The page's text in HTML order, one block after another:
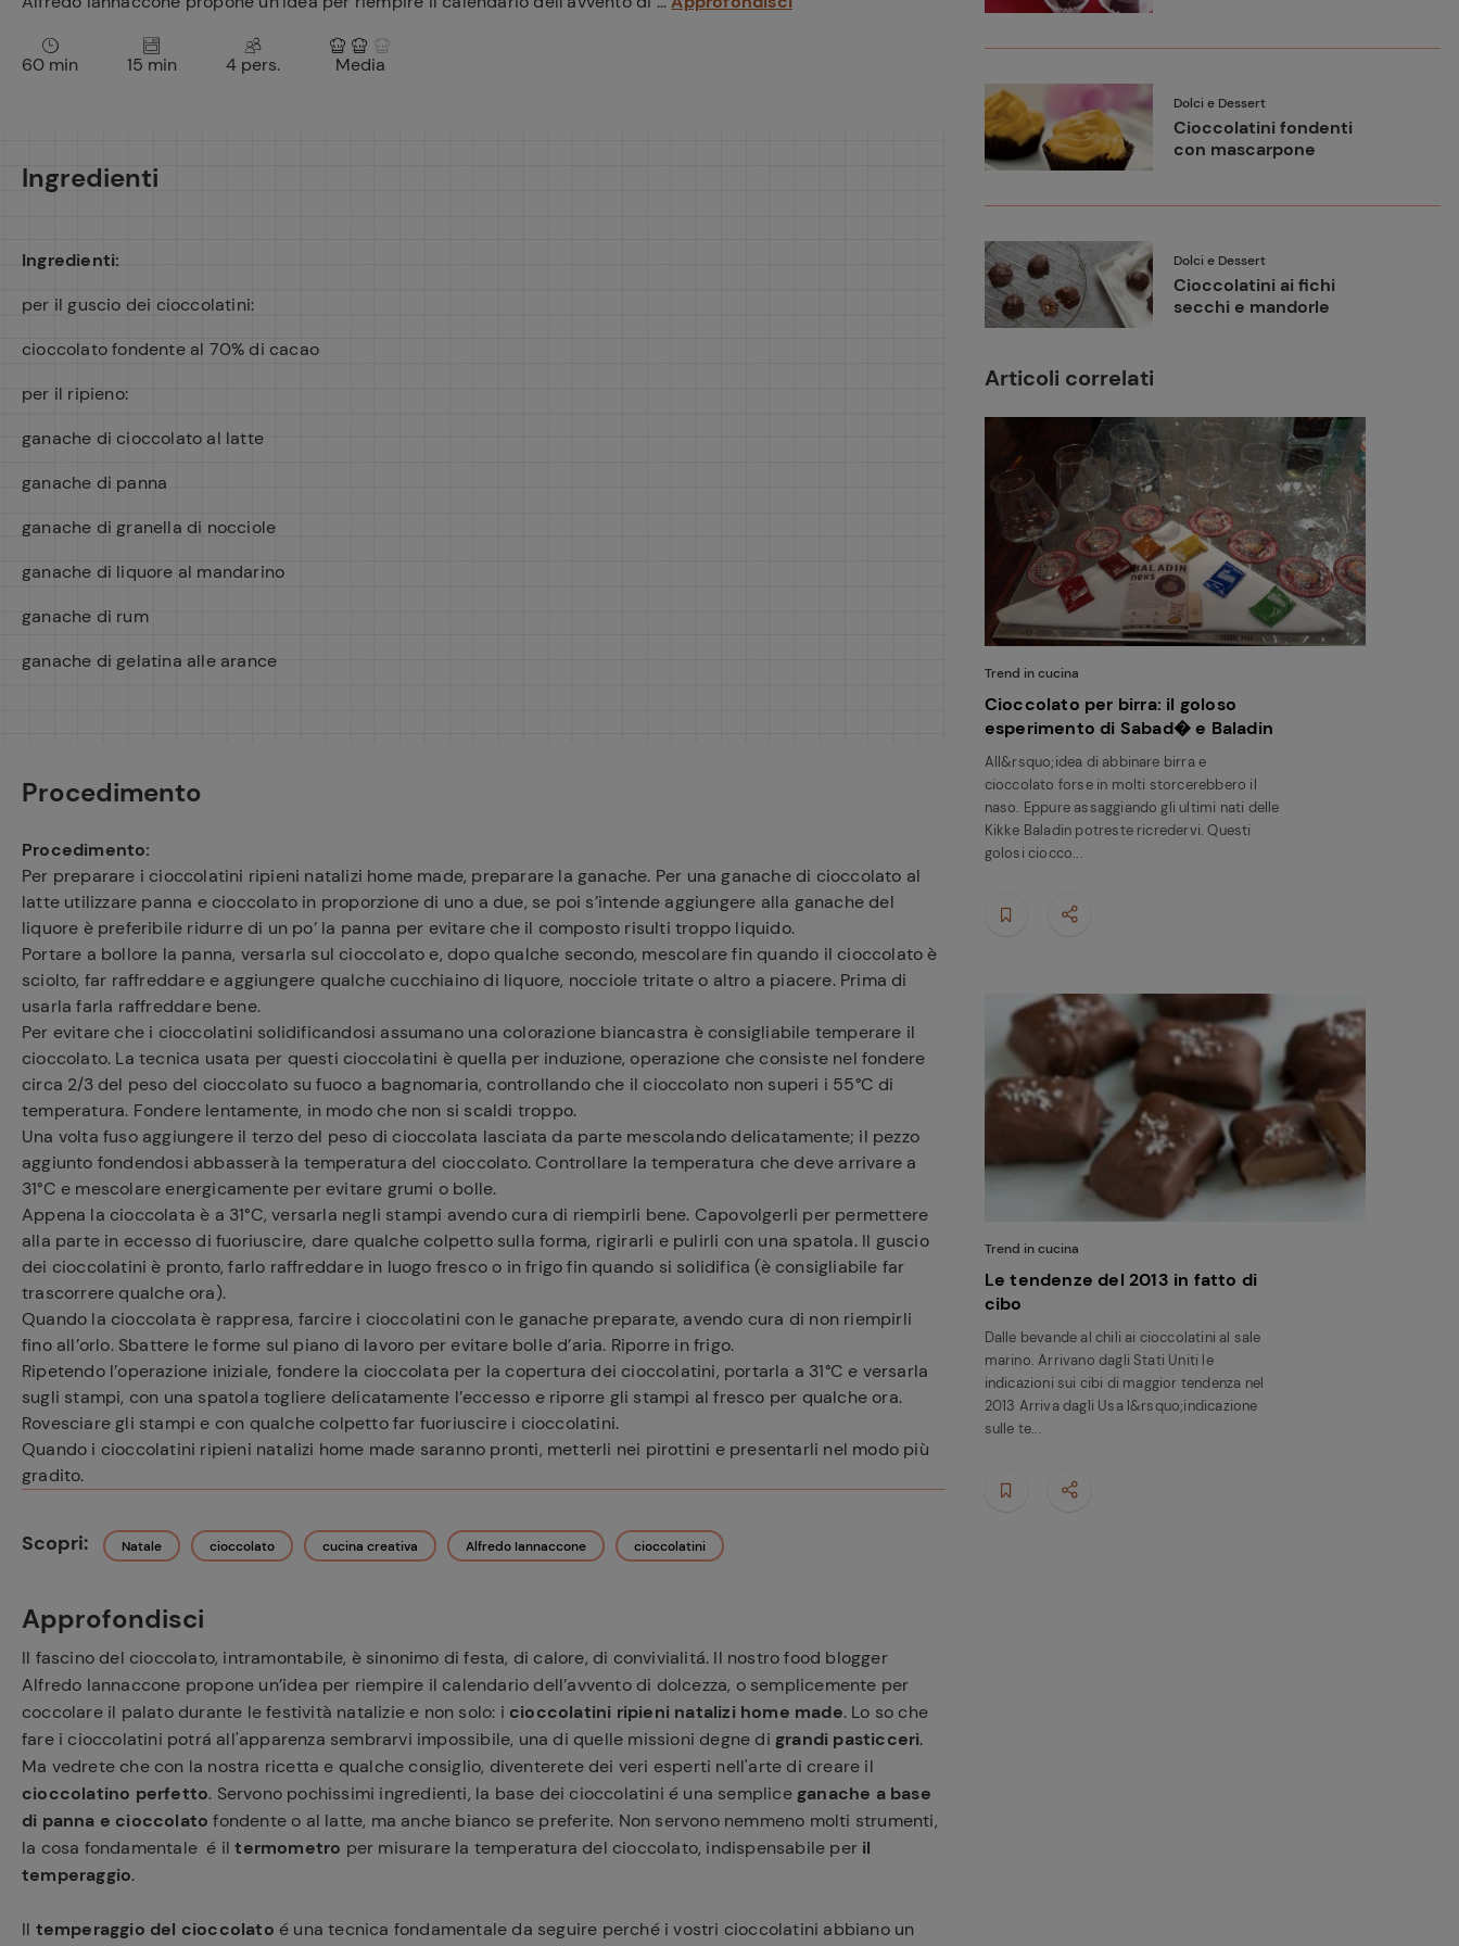
60 min 15 min 4 pers. Media
Ingredienti
Ingredienti:
per il guscio dei cioccolatini:
cioccolato fondente al 70% di cacao
per il ripieno:
ganache di cioccolato al latte
ganache di panna
ganache di granella di nocciole
ganache di liquore al mandarino
ganache di rum
ganache di gelatina alle arance
Procedimento
Procedimento:
Per preparare i cioccolatini ripieni natalizi home made, preparare la ganache. Per una ganache di cioccolato al
latte utilizzare panna e cioccolato in proporzione di uno a due, se poi s’intende aggiungere alla ganache del
liquore è preferibile ridurre di un po’ la panna per evitare che il composto risulti troppo liquido.
Portare a bollore la panna, versarla sul cioccolato e, dopo qualche secondo, mescolare fin quando il cioccolato è
sciolto, far raffreddare e aggiungere qualche cucchiaino di liquore, nocciole tritate o altro a piacere. Prima di
usarla farla raffreddare bene.
Per evitare che i cioccolatini solidificandosi assumano una colorazione biancastra è consigliabile temperare il
cioccolato. La tecnica usata per questi cioccolatini è quella per induzione, operazione che consiste nel fondere
circa 2/3 del peso del cioccolato su fuoco a bagnomaria, controllando che il cioccolato non superi i 55°C di
temperatura. Fondere lentamente, in modo che non si scaldi troppo.
Una volta fuso aggiungere il terzo del peso di cioccolata lasciata da parte mescolando delicatamente; il pezzo
aggiunto fondendosi abbasserà la temperatura del cioccolato. Controllare la temperatura che deve arrivare a
31°C e mescolare energicamente per evitare grumi o bolle.
Appena la cioccolata è a 31°C, versarla negli stampi avendo cura di riempirli bene. Capovolgerli per permettere
alla parte in eccesso di fuoriuscire, dare qualche colpetto sulla forma, rigirarli e pulirli con una spatola. Il guscio
dei cioccolatini è pronto, farlo raffreddare in luogo fresco o in frigo fin quando si solidifica (è consigliabile far
trascorrere qualche ora).
Quando la cioccolata è rappresa, farcire i cioccolatini con le ganache preparate, avendo cura di non riempirli
fino all’orlo. Sbattere le forme sul piano di lavoro per evitare bolle d’aria. Riporre in frigo.
Ripetendo l’operazione iniziale, fondere la cioccolata per la copertura dei cioccolatini, portarla a 31°C e versarla
sugli stampi, con una spatola togliere delicatamente l’eccesso e riporre gli stampi al fresco per qualche ora.
Rovesciare gli stampi e con qualche colpetto far fuoriuscire i cioccolatini.
Quando i cioccolatini ripieni natalizi home made saranno pronti, metterli nei pirottini e presentarli nel modo più
gradito.
Scopri: Natale cioccolato cucina creativa Alfredo Iannaccone cioccolatini
Approfondisci
Il fascino del cioccolato, intramontabile, è sinonimo di festa, di calore, di convivialitá. Il nostro food blogger
Alfredo Iannaccone propone un’idea per riempire il calendario dell’avvento di dolcezza, o semplicemente per
coccolare il palato durante le festività natalizie e non solo: i cioccolatini ripieni natalizi home made. Lo so che
fare i cioccolatini potrá all'apparenza sembrarvi impossibile, una di quelle missioni degne di grandi pasticceri.
Ma vedrete che con la nostra ricetta e qualche consiglio, diventerete dei veri esperti nell'arte di creare il
cioccolatino perfetto. Servono pochissimi ingredienti, la base dei cioccolatini é una semplice ganache a base
di panna e cioccolato fondente o al latte, ma anche bianco se preferite. Non servono nemmeno molti strumenti,
la cosa fondamentale é iltermometro per misurare la temperatura del cioccolato, indispensabile per il
temperaggio.
Il temperaggio del cioccolato é una tecnica fondamentale da seguire perché i vostri cioccolatini abbiano un
Dolci e Dessert
Cioccolatini fondenti
con mascarpone
Dolci e Dessert
Cioccolatini ai fichi
secchi e mandorle
Articoli correlati
Trend in cucina
Cioccolato per birra: il goloso
esperimento di Sabad� e Baladin
All&rsquo;idea di abbinare birra e
cioccolato forse in molti storcerebbero il
naso. Eppure assaggiando gli ultimi nati delle
Kikke Baladin potreste ricredervi. Questi
golosi ciocco...
Trend in cucina
Le tendenze del 2013 in fatto di
cibo
Dalle bevande al chili ai cioccolatini al sale
marino. Arrivano dagli Stati Uniti le
indicazioni sui cibi di maggior tendenza nel
2013 Arriva dagli Usa l&rsquo;indicazione
sulle te...